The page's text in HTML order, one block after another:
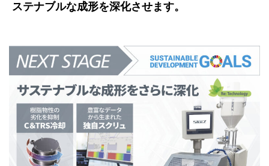
ステナブルな成形を深化させます。